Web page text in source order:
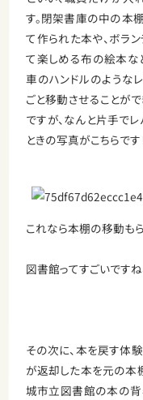
す。閉架書庫の中の本
て作られた本や、ボラ
て楽しめる布の絵本な
車のハンドルのような
ごと移動させることが
ですが、なんと片手で
ときの写真がこちらです
これなら本棚の移動もら
図書館ってすごいですね、
その次に、本を戻す体験
が返却した本を元の本
城市立図書館の本の背